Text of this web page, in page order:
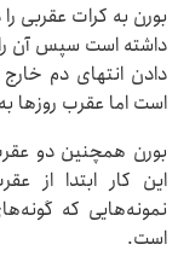
بورن به کرات عقربی
داشته است سپس آن را
دادن انتهای دم
است اما عقرب روزها
بورن همچنین دو
این کار ابتدا از
نمونه‌هایی که
است.